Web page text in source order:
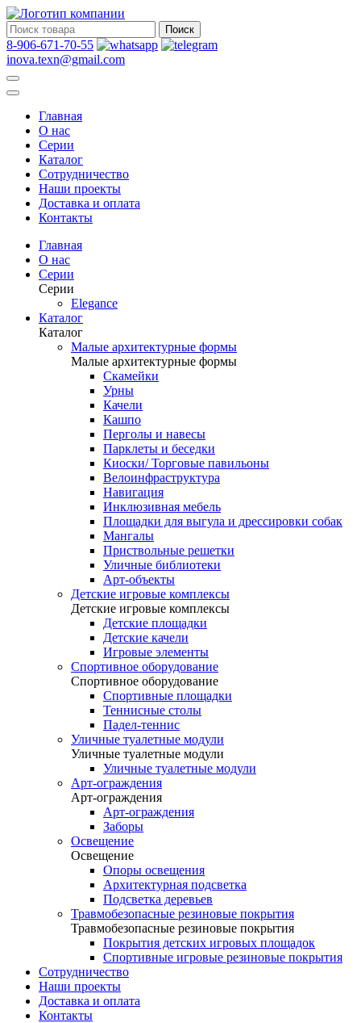
Поиск
8-906-671-70-55
inova.texn@gmail.com
Главная
О нас
Серии
Каталог
Сотрудничество
Наши проекты
Доставка и оплата
Контакты
Главная
О нас
Серии
Серии
Elegance
Каталог
Каталог
Малые архитектурные формы
Малые архитектурные формы
Скамейки
Урны
Качели
Кашпо
Перголы и навесы
Парклеты и беседки
Киоски/ Торговые павильоны
Велоинфраструктура
Навигация
Инклюзивная мебель
Площадки для выгула и дрессировки собак
Мангалы
Приствольные решетки
Уличные библиотеки
Арт-объекты
Детские игровые комплексы
Детские игровые комплексы
Детские площадки
Детские качели
Игровые элементы
Спортивное оборудование
Спортивное оборудование
Спортивные площадки
Теннисные столы
Падел-теннис
Уличные туалетные модули
Уличные туалетные модули
Уличные туалетные модули
Арт-ограждения
Арт-ограждения
Арт-ограждения
Заборы
Освещение
Освещение
Опоры освещения
Архитектурная подсветка
Подсветка деревьев
Травмобезопасные резиновые покрытия
Травмобезопасные резиновые покрытия
Покрытия детских игровых площадок
Спортивные игровые резиновые покрытия
Сотрудничество
Наши проекты
Доставка и оплата
Контакты